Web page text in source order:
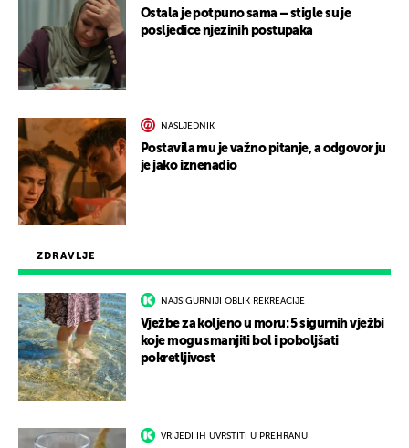
ZDRAVLJE
NAJSIGURNIJI OBLIK REKREACIJE
Vježbe za koljeno u moru: 5 sigurnih vježbi
koje mogu smanjiti bol i poboljšati
pokretljivost
VRIJEDI IH UVRSTITI U PREHRANU
Ostala je potpuno sama – stigle su je
posljedice njezinih postupaka
NASLJEDNIK
Postavila mu je važno pitanje, a odgovor ju
je jako iznenadio